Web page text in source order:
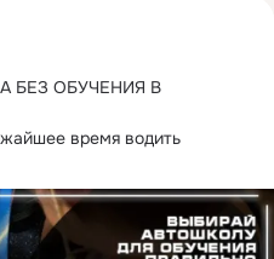
БЕЗ ОБУЧЕНИЯ В
время водить